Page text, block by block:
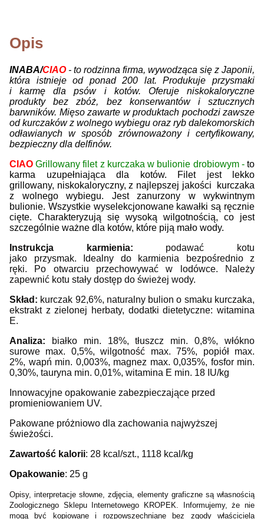
Opis
INABA/CIAO - to rodzinna firma, wywodząca się z Japonii,
która istnieje od ponad 200 lat. Produkuje przysmaki
i karmę dla psów i kotów. Oferuje niskokaloryczne
produkty bez zbóż, bez konserwantów i sztucznych
barwników. Mięso zawarte w produktach pochodzi zawsze
od kurczaków z wolnego wybiegu oraz ryb dalekomorskich
odławianych w sposób zrównoważony i certyfikowany,
bezpieczny dla delfinów.
CIAOGrillowany filet z kurczaka w bulionie drobiowym -to
karma uzupełniająca dla kotów. Filet jest lekko
grillowany, niskokaloryczny, z najlepszej jakości kurczaka
z wolnego wybiegu. Jest zanurzony w wykwintnym
bulionie. Wszystkie wyselekcjonowane kawałki są ręcznie
cięte. Charakteryzują się wysoką wilgotnością, co jest
szczególnie ważne dla kotów, które piją mało wody.
Instrukcja karmienia: podawać kotu
jako
przysmak. Idealny do karmienia bezpośrednio z
ręki. Po otwarciu przechowywać w lodówce. Należy
zapewnić kotu stały dostęp do świeżej wody.
Skład: kurczak 92,6%, naturalny bulion o smaku kurczaka,
ekstrakt z zielonej herbaty, dodatki dietetyczne: witamina
E.
Analiza:
białko min. 18%, tłuszcz min. 0,8%, włókno
surowe max. 0,5%, wilgotność max. 75%, popiół max.
2%, wapń min. 0,003%, magnez max. 0,035%, fosfor min.
0,30%, tauryna min. 0,01%, witamina E min. 18 IU/kg
Innowacyjne opakowanie zabezpieczające przed
promieniowaniem UV.
Pakowane próżniowo dla zachowania najwyższej
świeżości.
Zawartość kalorii: 28 kcal/szt., 1118 kcal/kg
Opakowanie: 25 g
Opisy, interpretacje słowne, zdjęcia, elementy graficzne są własnością
Zoologicznego Sklepu Internetowego KROPEK. Informujemy, że nie
mogą być kopiowane i rozpowszechniane bez zgody właściciela